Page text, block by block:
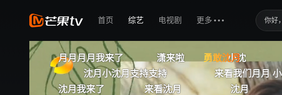
首页 综艺 电视剧 更多 你好
中餐
快乐
野狗
潇来啦 小沈 沈月玩的开心
勇敢沈月
小沈月支持支持
来看我们月月 小沈月 陈梦陈
来看沈月 沈月 潇我来啦